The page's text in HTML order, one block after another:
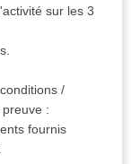
sur les 3
/
:
fournis